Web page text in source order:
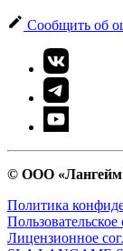
Сообщить об
© ООО «Лангейм
Политика
Лицензионное